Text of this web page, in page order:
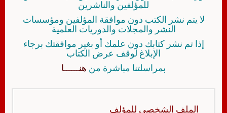
للمؤلفين والناشرين
لا يتم نشر الكتب دون موافقة المؤلفين ومؤسسات
النشر والمجلات والدوريات العلمية
إذا تم نشر كتابك دون علمك أو بغير موافقتك برجاء
الإبلاغ لوقف عرض الكتاب
بمراسلتنا مباشرة من هنــــــا
الملف الشخصي للمؤلف